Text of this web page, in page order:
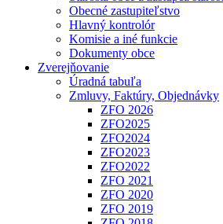
Obecné zastupiteľstvo
Hlavný kontrolór
Komisie a iné funkcie
Dokumenty obce
Zverejňovanie
Úradná tabuľa
Zmluvy, Faktúry, Objednávky
ZFO 2026
ZFO2025
ZFO2024
ZFO2023
ZFO2022
ZFO 2021
ZFO 2020
ZFO 2019